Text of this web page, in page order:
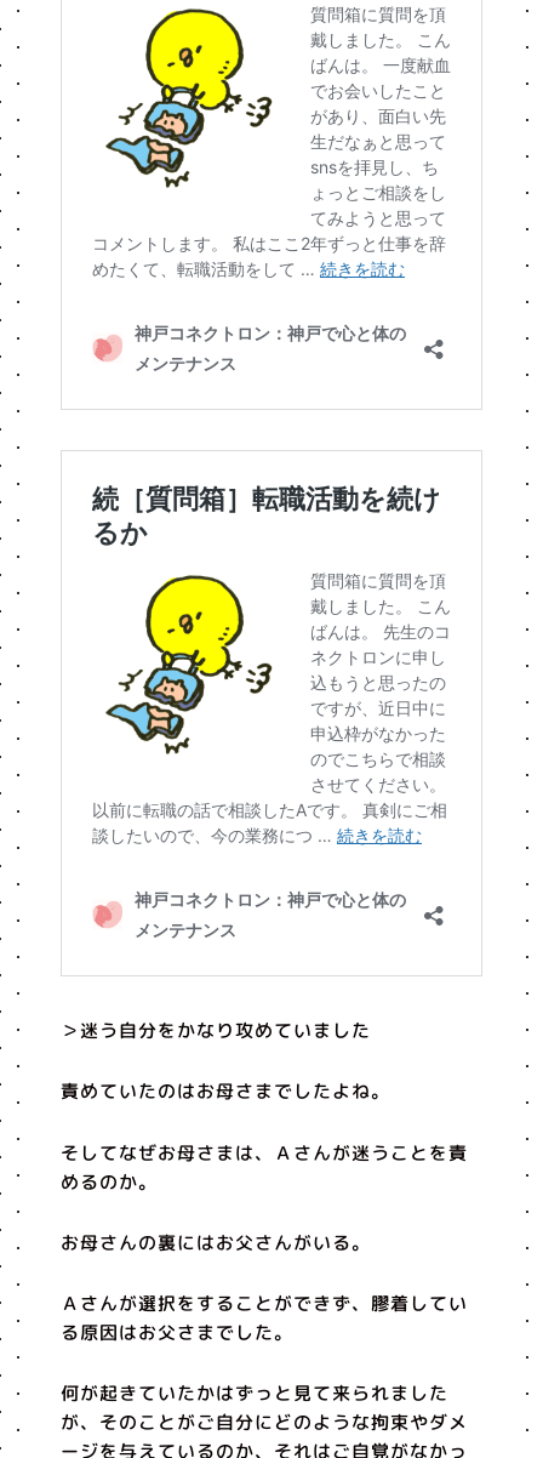
＞迷う自分をかなり攻めていました
責めていたのはお母さまでしたよね。
そしてなぜお母さまは、Ａさんが迷うことを責
めるのか。
お母さんの裏にはお父さんがいる。
Ａさんが選択をすることができず、膠着してい
る原因はお父さまでした。
何が起きていたかはずっと見て来られました
が、そのことがご自分にどのような拘束やダメ
ージを与えているのか、それはご自覚がなかっ